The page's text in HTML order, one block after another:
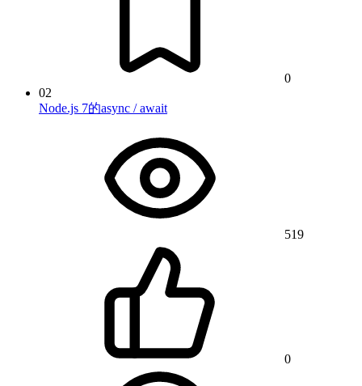
0
02
Node.js 7的async / await
519
0